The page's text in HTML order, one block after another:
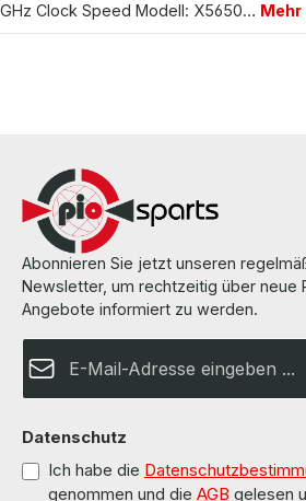
GHz Clock Speed Modell: X5650… Mehr
Abonnieren Sie jetzt unseren
Newsletter, um rechtzeitig über neue
Angebote informiert zu werden.
Datenschutz
Ich habe die
genommen und die AGB gelesen